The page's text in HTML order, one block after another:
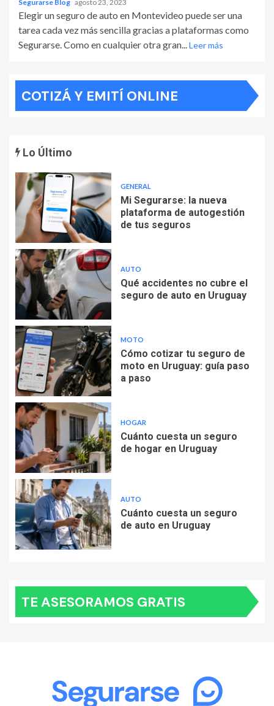
Segurarse Blog agosto 23, 2023
Elegir un seguro de auto en Montevideo puede ser una
tarea cada vez más sencilla gracias a plataformas como
Segurarse. Como en cualquier otra gran...Leer más
COTIZÁ Y EMITÍ ONLINE
Lo Último
GENERAL
Mi Segurarse: la nueva
plataforma de autogestión
de tus seguros
AUTO
Qué accidentes no cubre el
seguro de auto en Uruguay
MOTO
Cómo cotizar tu seguro de
moto en Uruguay: guía paso
a paso
HOGAR
Cuánto cuesta un seguro
de hogar en Uruguay
AUTO
Cuánto cuesta un seguro
de auto en Uruguay
TE ASESORAMOS GRATIS